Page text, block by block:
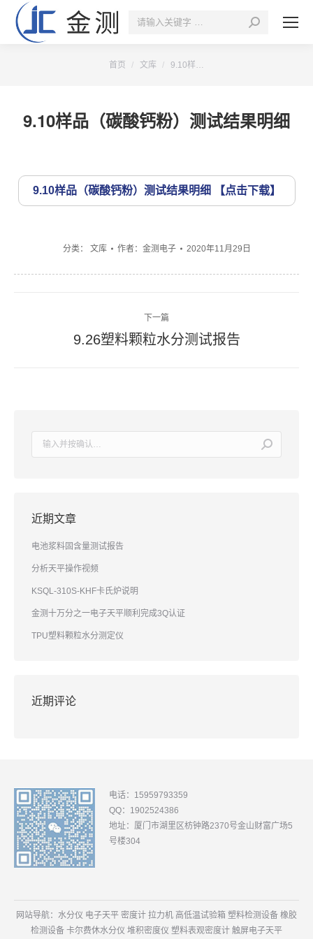
您的位置：
首页 文库 9.10样…
9.10样品（碳酸钙粉）测试结果明细
9.10样品（碳酸钙粉）测试结果明细
分类： 文库 作者： 金测电子 2020年11月29日
下一篇
下
9.26塑料颗粒水分测试报告
近期文章
电池浆料固含量测试报告
分析天平操作视频
KSQL-310S-KHF卡氏炉说明
金测十万分之一电子天平顺利完成3Q认证
TPU塑料颗粒水分测定仪
近期评论
电话：15959793359
QQ：1902524386
地址：厦门市湖里区枋钟路2370号金山财富广场5
号楼304
网站导航： 水分仪 电子天平 密度计 拉力机 高低温试验箱 塑料检测设备 橡胶
检测设备 卡尔费休水分仪 堆积密度仪 塑料表观密度计 触屏电子天平